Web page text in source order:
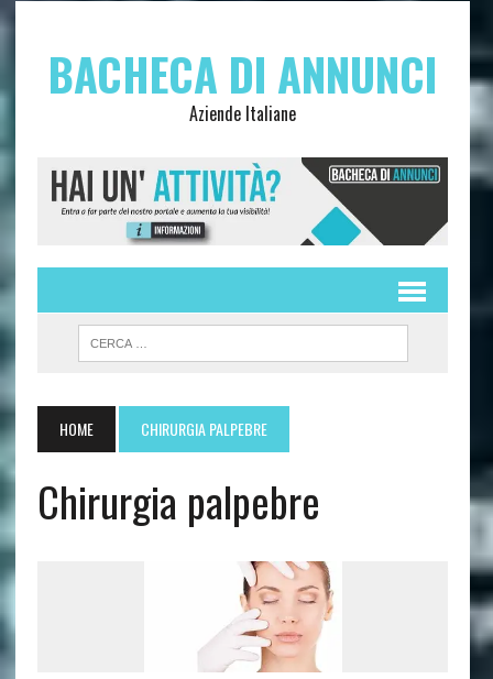
BACHECA DI ANNUNCI
Aziende Italiane
HOME CHIRURGIA PALPEBRE
Chirurgia palpebre